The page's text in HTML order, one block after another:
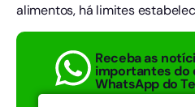
alimentos, há limites
Receba as
importantes do
WhatsApp do